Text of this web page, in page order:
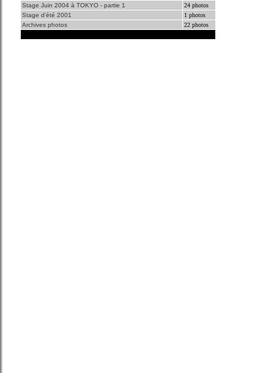
Stage Juin 2004 à TOKYO - partie 1
24 photos
Stage d'été 2001
1 photos
Archives photos
22 photos